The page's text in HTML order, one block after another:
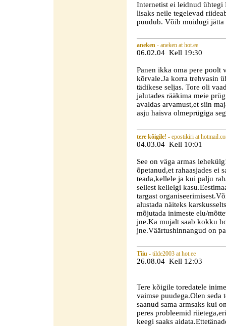
Internetist ei leidnud ühtegi
lisaks neile tegelevad
puudub. Võib muidugi
aneken - aneken at hot.ee
06.02.04 Kell 19:30
Panen ikka oma pere poolt
kõrvale.Ja korra trehvasin
tädikese seljas. Tore oli
jalutades rääkima meie
avaldas arvamust,et siin
asju haisva olmeprügiga
tere kõigile! - epostikiri at
04.03.04 Kell 10:01
See on väga armas
õpetanud,et rahaasjades ei
teada,kellele ja kui palju
sellest kellelgi
targast
alustada näiteks
mõjutada inimeste elu/
jne.Ka mujalt saab kokku
jne.Väärtushinnangud on
Tiiu - tilde2003 at hot.ee
26.08.04 Kell 12:03
Tere kõigile toredatele
vaimse puudega.Olen seda
saanud sama armsaks kui
peres probleemid
keegi saaks